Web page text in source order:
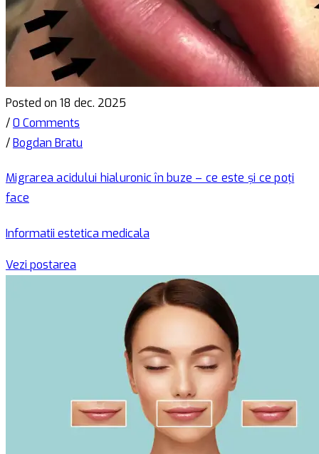
Posted on 18 dec. 2025
/0 Comments
/Bogdan Bratu
Migrarea acidului hialuronic în buze – ce este și ce poți
face
Informatii estetica medicala
Vezi postarea